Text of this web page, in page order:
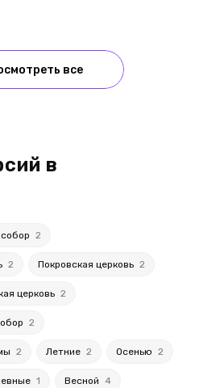
все
в
2
2 Покровская церковь 2
церковь 2
2
2 Летние 2 Осенью 2
1 Весной 4